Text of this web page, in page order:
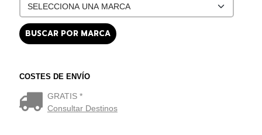
COSTES DE ENVÍO
GRATIS *
Consultar Destinos